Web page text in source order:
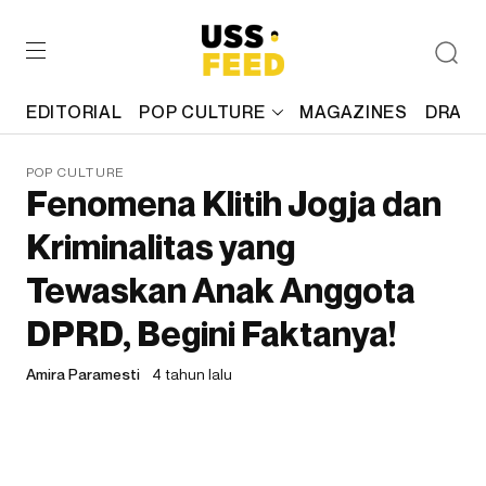
EDITORIAL POP CULTURE MAGAZINES
POP CULTURE
Fenomena Klitih Jogja dan
Kriminalitas yang
Tewaskan Anak Anggota
DPRD, Begini Faktanya!
Amira Paramesti 4 tahun lalu